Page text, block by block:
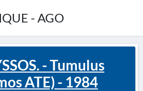
- AGO
- Tumulus
ATE) - 1984